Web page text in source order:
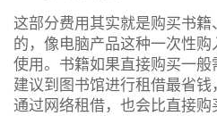
这部分费用其实就是购买书
的，像电脑产品这种一次性
使用。书籍如果直接购买一般
建议到图书馆进行租借最省
通过网络租借，也会比直接购